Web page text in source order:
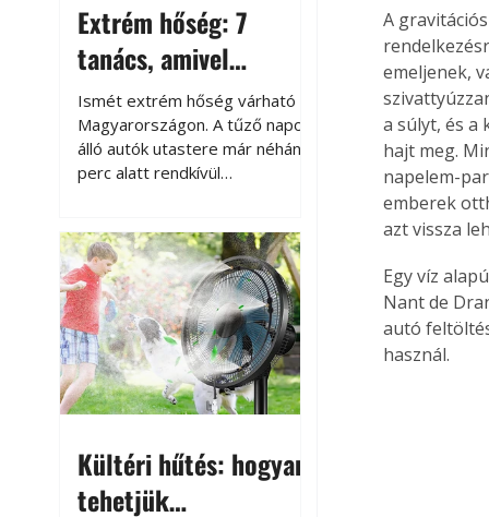
Extrém hőség: 7
tanács, amivel
megóvhatjuk
autónkat a nyári
károktól
Ismét extrém hőség várható
Magyarországon. A tűző napon
álló autók utastere már néhány
perc alatt rendkívül
megközelítheti. Ez nemcsak a
beszállást teszi kellemetlenné,
hanem az autó állapotára és a
benne hagyott tárgyakra is
káros hatással lehet. Néhány
egyszerű óvintézkedéssel
azonban jelentősen
csökkenthetjük a hőség káros
Kültéri hűtés: hogyan
tehetjük
A
emeljenek,
a súlyt, és
hajt meg.
napelem-
emberek
azt vissza
Egy víz
Nant de
autó
használ.